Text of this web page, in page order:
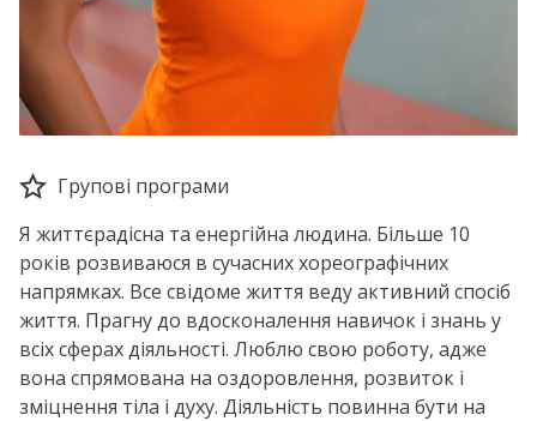
Групові програми
Я життєрадісна та енергійна людина. Більше 10
років розвиваюся в сучасних хореографічних
напрямках. Все свідоме життя веду активний спосіб
життя. Прагну до вдосконалення навичок і знань у
всіх сферах діяльності. Люблю свою роботу, адже
вона спрямована на оздоровлення, розвиток і
зміцнення тіла і духу. Діяльність повинна бути на